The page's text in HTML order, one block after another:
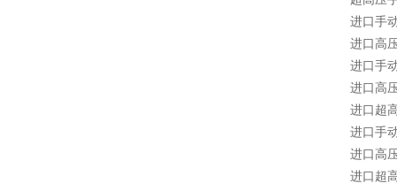
进口手
进口高
进口手
进口高
进口超
进口手
进口高
进口超